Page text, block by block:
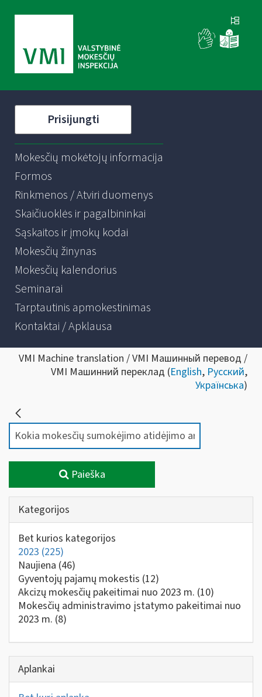
Prisijungti
Mokesčių mokėtojų informacija
Formos
Rinkmenos / Atviri duomenys
Skaičiuoklės ir pagalbininkai
Sąskaitos ir įmokų kodai
Mokesčių žinynas
Mokesčių kalendorius
Seminarai
Tarptautinis apmokestinimas
Kontaktai / Apklausa
VMI Machine translation / VMI Машинный перевод /
VMI Машинний переклад (English, Русский,
Українська)
Paieška
Kategorijos
Bet kurios kategorijos
2023 (225)
Naujiena (46)
Gyventojų pajamų mokestis (12)
Akcizų mokesčių pakeitimai nuo 2023 m. (10)
Mokesčių administravimo įstatymo pakeitimai nuo
2023 m. (8)
Aplankai